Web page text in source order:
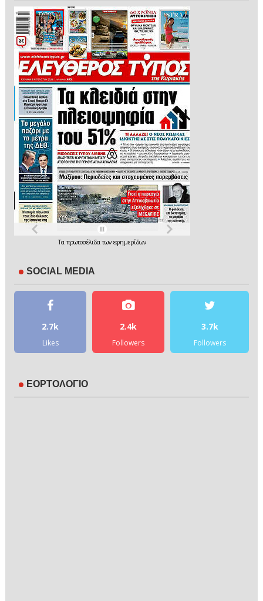
Τα πρωτοσέλιδατων εφημερίδων
SOCIAL MEDIA
2.7k
Likes
2.4k
Followers
3.7k
Followers
ΕΟΡΤΟΛΟΓΙΟ